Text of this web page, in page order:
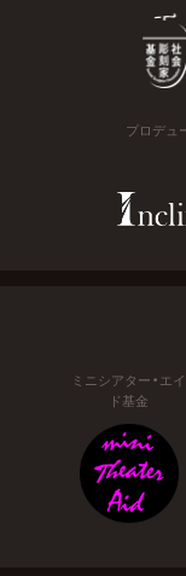
プロデュ
ミニシアター・エイ
ド基金